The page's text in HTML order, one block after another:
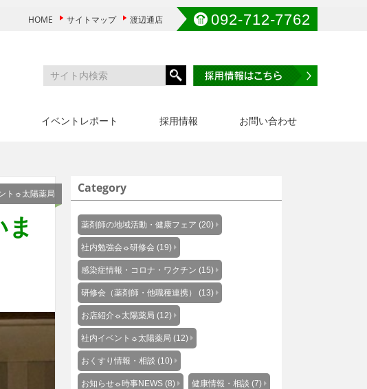
092-712-7762
HOME サイトマップ 渡辺通店
イベントレポート 採用情報 お問い合わせ
ト☼太陽薬局 Category
薬剤師の地域活動・健康フェア (20)
社内勉強会☼研修会 (19)
感染症情報・コロナ・ワクチン (15)
研修会（薬剤師・他職種連携） (13)
お店紹介☼太陽薬局 (12)
社内イベント☼太陽薬局 (12)
おくすり情報・相談 (10)
お知らせ☼時事NEWS (8) 健康情報・相談 (7)